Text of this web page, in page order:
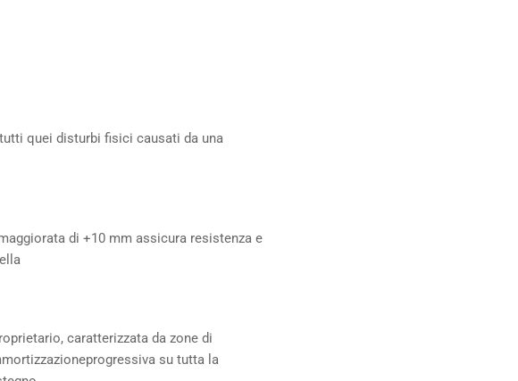
quei disturbi fisici causati da una
di +10 mm assicura resistenza e
caratterizzata da zone di
su tutta la